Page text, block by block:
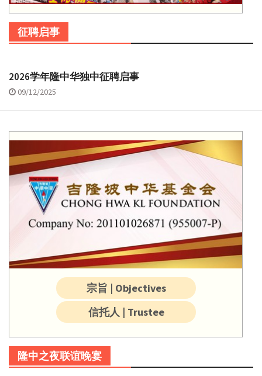
征聘启事
2026学年隆中华独中征聘启事
09/12/2025
宗旨 | Objectives
信托人 | Trustee
隆中之夜联谊晚宴